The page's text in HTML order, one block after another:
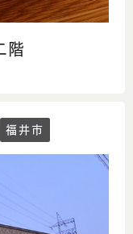
階
福井市